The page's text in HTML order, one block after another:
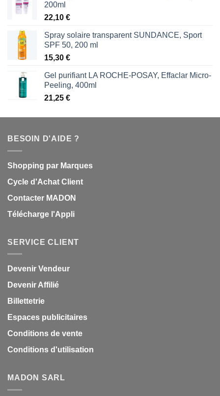
200ml
22,10 €
Spray solaire transparent SUNDANCE, Sport
SPF 50, 200 ml
15,30 €
Gel purifiant LA ROCHE-POSAY, Effaclar Micro-
Peeling, 400ml
21,25 €
BESOIN D'AIDE ?
Shopping par Marques
Cycle d'Achat Client
Contacter MADON
Télécharge l'Appli
SERVICE CLIENT
Devenir Vendeur
Devenir Affilié
Billettetrie
Espaces publicitaires
Conditions de vente
Conditions d'utilisation
MADON SARL